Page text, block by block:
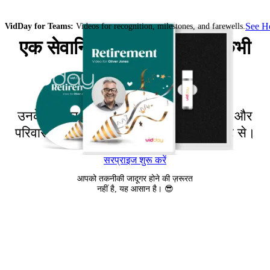
VidDay for Teams: Videos for recognition, milestones, and farewells.See
एक सेवानिवृत्ति वीडियो जिसे वे कभी
नहीं भूलेंगे
उनके करियर का सम्मान करें सहयोगियों, दोस्तों और
परिवार के संदेशों से भरे सेवानिवृत्ति वीडियो गिफ्ट से।
सरप्राइज शुरू करें
आपको तकनीकी जादूगर होने की ज़रूरत
नहीं है, यह आसान है। 😎